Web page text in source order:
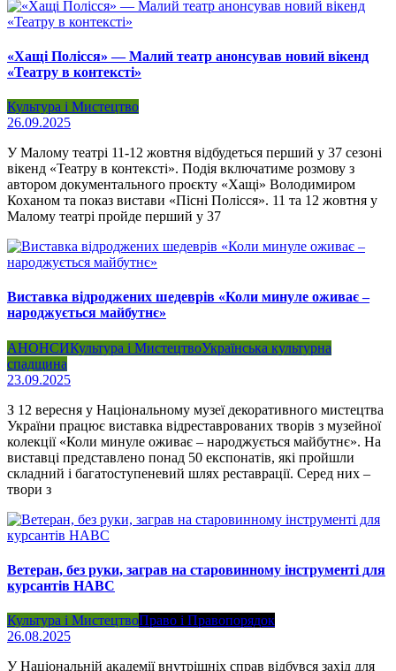
«Хащі Полісся» — Малий театр анонсував новий вікенд
«Театру в контексті»
Культура і Мистецтво
26.09.2025
У Малому театрі 11-12 жовтня відбудеться перший у 37 сезоні
вікенд «Театру в контексті». Подія включатиме розмову з
автором документального проєкту «Хащі» Володимиром
Коханом та показ вистави «Пісні Полісся». 11 та 12 жовтня у
Малому театрі пройде перший у 37
Виставка відроджених шедеврів «Коли минуле оживає –
народжується майбутнє»
АНОНСИКультура і МистецтвоУкраїнська культурна
спадщина
23.09.2025
З 12 вересня у Національному музеї декоративного мистецтва
України працює виставка відреставрованих творів з музейної
колекції «Коли минуле оживає – народжується майбутнє». На
виставці представлено понад 50 експонатів, які пройшли
складний і багатоступеневий шлях реставрації. Серед них –
твори з
Ветеран, без руки, заграв на старовинному інструменті для
курсантів НАВС
Культура і МистецтвоПраво і Правопорядок
26.08.2025
У Національній академії внутрішніх справ відбувся захід для